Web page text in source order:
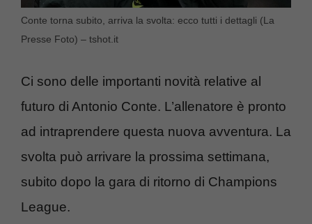
Conte torna subito, arriva la svolta: ecco tutti i dettagli (La
Presse Foto) – tshot.it
Ci sono delle importanti novità relative al
futuro di Antonio Conte. L’allenatore è pronto
ad intraprendere questa nuova avventura. La
svolta può arrivare la prossima settimana,
subito dopo la gara di ritorno di Champions
League.